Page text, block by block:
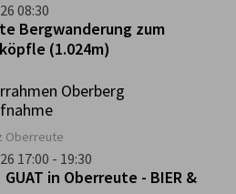
08:30
Bergwanderung zum
(1.024m)
Oberreute
17:00 - 19:30
GUAT in Oberreute - BIER &